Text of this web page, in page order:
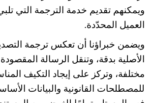
ويمكنهم تقديم خدمة الترجمة التي
العميل المحدّدة.
ويضمن خبراؤنا أن تعكس ترجمة
الأصلية بدقة، وتنقل الرسالة
مختلفة، وتركز على إيجاد التكيف
للمصطلحات القانونية والبيانات